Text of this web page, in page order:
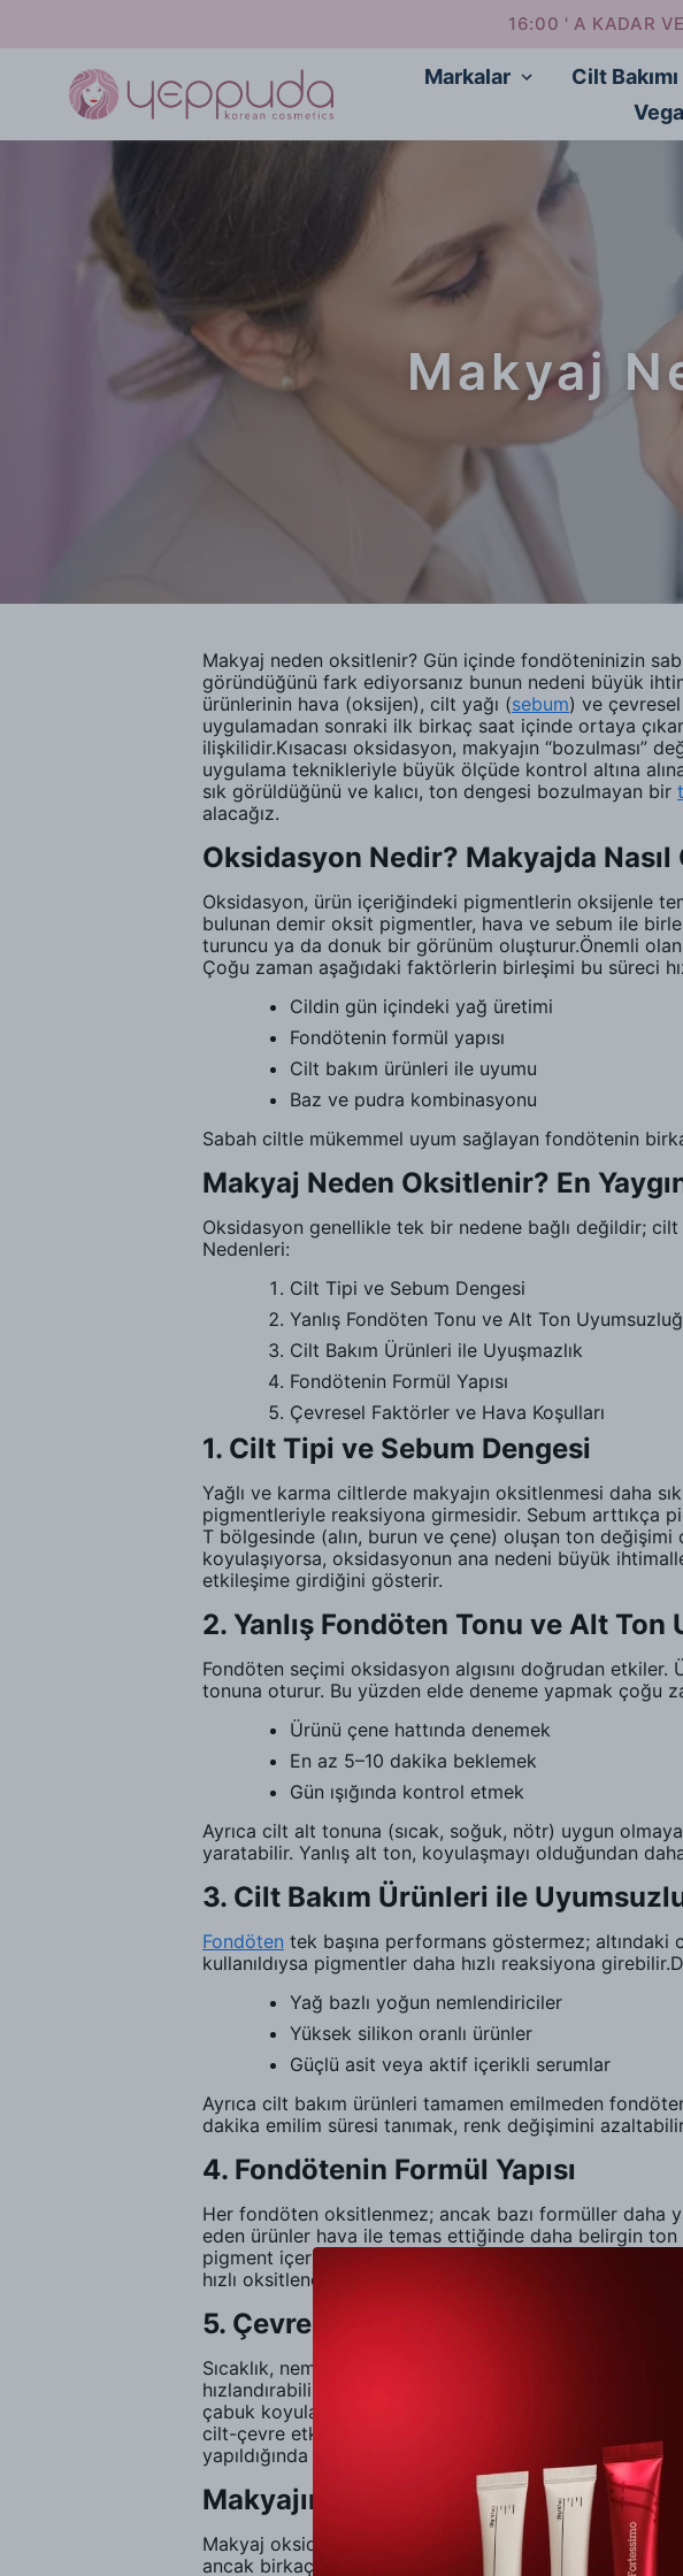
16:00 ' A KADAR
Markalar Cilt Bakımı
Makyaj
Makyaj neden oksitlenir? Gün içinde fondöteninizin
göründüğünü fark ediyorsanız bunun nedeni büyük
ürünlerinin hava (oksijen), cilt yağı (sebum) ve
uygulamadan sonraki ilk birkaç saat içinde ortaya
ilişkilidir.Kısacası oksidasyon, makyajın
uygulama teknikleriyle büyük ölçüde kontrol altına
sık görüldüğünü ve kalıcı, ton dengesi bozulmayan bir
alacağız.
Oksidasyon Nedir? Makyajda Nasıl
Oksidasyon, ürün içeriğindeki pigmentlerin oksijenle
bulunan demir oksit pigmentler, hava ve sebum ile
turuncu ya da donuk bir görünüm oluşturur.Önemli
Çoğu zaman aşağıdaki faktörlerin birleşimi bu süreci
Cildin gün içindeki yağ üretimi
Fondötenin formül yapısı
Cilt bakım ürünleri ile uyumu
Baz ve pudra kombinasyonu
Sabah ciltle mükemmel uyum sağlayan fondötenin
Makyaj Neden Oksitlenir? En
Oksidasyon genellikle tek bir nedene bağlı değildir;
Nedenleri:
Cilt Tipi ve Sebum Dengesi
Yanlış Fondöten Tonu ve Alt Ton
Cilt Bakım Ürünleri ile Uyuşmazlık
Fondötenin Formül Yapısı
Çevresel Faktörler ve Hava Koşulları
1. Cilt Tipi ve Sebum Dengesi
Yağlı ve karma ciltlerde makyajın oksitlenmesi daha
pigmentleriyle reaksiyona girmesidir. Sebum arttıkça
T bölgesinde (alın, burun ve çene) oluşan ton
koyulaşıyorsa, oksidasyonun ana nedeni büyük
etkileşime girdiğini gösterir.
2. Yanlış Fondöten Tonu ve Alt
Fondöten seçimi oksidasyon algısını doğrudan
tonuna oturur. Bu yüzden elde deneme yapmak çoğu
Ürünü çene hattında denemek
En az 5–10 dakika beklemek
Gün ışığında kontrol etmek
Ayrıca cilt alt tonuna (sıcak, soğuk, nötr) uygun
yaratabilir. Yanlış alt ton, koyulaşmayı olduğundan
3. Cilt Bakım Ürünleri ile
Fondöten tek başına performans göstermez; altındaki
kullanıldıysa pigmentler daha hızlı reaksiyona
Yağ bazlı yoğun nemlendiriciler
Yüksek silikon oranlı ürünler
Güçlü asit veya aktif içerikli serumlar
Ayrıca cilt bakım ürünleri tamamen emilmeden
dakika emilim süresi tanımak, renk değişimini
4. Fondötenin Formül Yapısı
Her fondöten oksitlenmez; ancak bazı formüller daha
eden ürünler hava ile temas ettiğinde daha belirgin
pigment içerir. Bu pigmentler sebumla birleştiğinde
hızlı oksitlenebilir.Formül ve cilt tipi uyumu bu noktada
5. Çevresel Faktörler ve Hava
Sıcaklık, nem ve hava kirliliği de makyajın
hızlandırabilir. Nem oranı yüksek ortamlarda ise ürün
çabuk koyulaşmasının nedeni çoğu zaman çevresel
cilt-çevre etkileşiminin sonucudur.Bu faktörler birlikte
yapıldığında ise oksidasyonu azaltmak ve daha
Makyajın Oksitlendiği Nasıl
Makyaj oksidasyonu genellikle uygulama anında
ancak birkaç saat sonra ton farkı belirginleşmeye